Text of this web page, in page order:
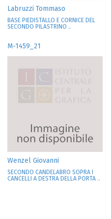
Labruzzi Tommaso
BASE PIEDISTALLO E CORNICE DEL
SECONDO PILASTRINO ..
M-1459_21
Wenzel Giovanni
SECONDO CANDELABRO SOPRA I
CANCELLI A DESTRA DELLA PORTA ..